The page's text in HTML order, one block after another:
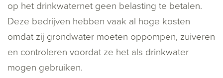
op het drinkwaternet geen belasting te betalen.
Deze bedrijven hebben vaak al hoge kosten
omdat zij grondwater moeten oppompen, zuiveren
en controleren voordat ze het als drinkwater
mogen gebruiken.